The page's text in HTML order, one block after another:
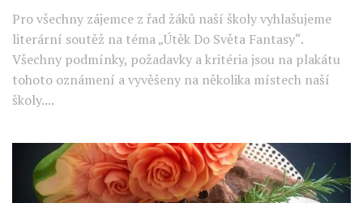
Pro všechny zájemce z řad žáků naší školy vyhlašujeme
literární soutěž na téma „Útěk Do Světa Fantasy“.
Všechny podmínky, požadavky a kritéria jsou na plakátu
tohoto oznámení a vyvěšeny na několika místech naší
školy....